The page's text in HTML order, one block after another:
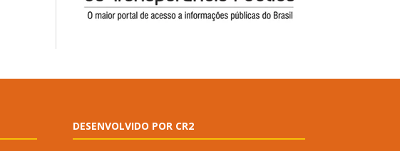
DESENVOLVIDO POR CR2